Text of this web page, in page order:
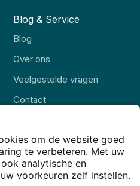
Blog & Service
Blog
Over ons
Veelgestelde vragen
Contact